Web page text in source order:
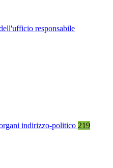
responsabile
indirizzo-politico 219